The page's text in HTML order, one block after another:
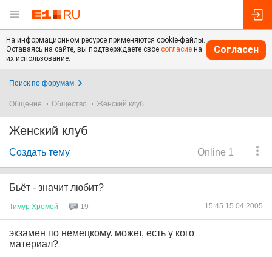
На информационном ресурсе применяются cookie-файлы.
Оставаясь на сайте, вы подтверждаете свое согласие на
их использование.
Согласен
Поиск по форумам
Общение Общество Женский клуб
Женский клуб
Online 1
Создать тему
Бьёт - значит любит?
Тимур Хромой 19 15:45 15.04.2005
экзамен по немецкому. может, есть у кого
материал?